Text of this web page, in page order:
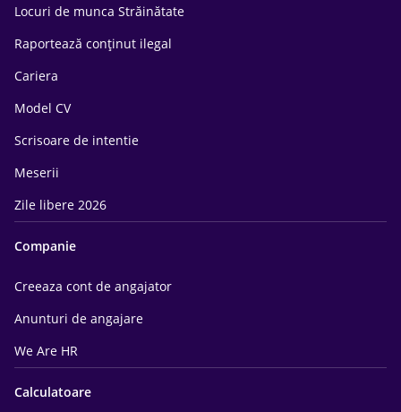
Locuri de munca Străinătate
Raportează conținut ilegal
Cariera
Model CV
Scrisoare de intentie
Meserii
Zile libere 2026
Companie
Creeaza cont de angajator
Anunturi de angajare
We Are HR
Calculatoare